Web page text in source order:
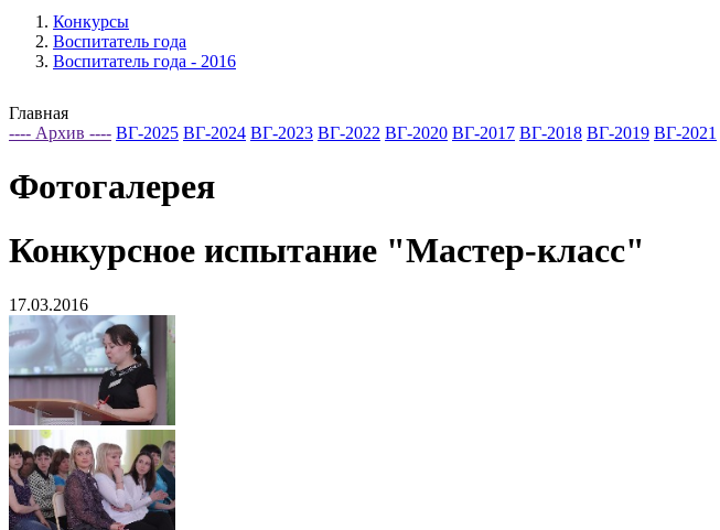
Конкурсы
Воспитатель года
Воспитатель года - 2016
Главная
---- Архив ---- ВГ-2025 ВГ-2024 ВГ-2023 ВГ-2022 ВГ-2020 ВГ-2017 ВГ-2018 ВГ-2019 ВГ-2021
Фотогалерея
Конкурсное испытание "Мастер-класс"
17.03.2016